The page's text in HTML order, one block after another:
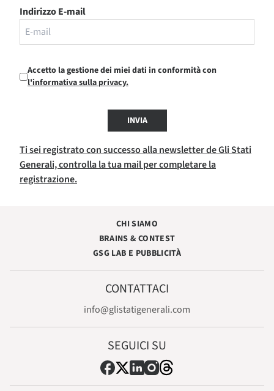
Indirizzo E-mail
Accetto la gestione dei miei dati in conformità con
l'informativa sulla privacy.
INVIA
Ti sei registrato con successo alla newsletter de Gli Stati
Generali, controlla la tua mail per completare la
registrazione.
CHI SIAMO
BRAINS & CONTEST
GSG LAB E PUBBLICITÀ
CONTATTACI
info@glistatigenerali.com
SEGUICI SU